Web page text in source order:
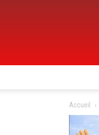
Accueil